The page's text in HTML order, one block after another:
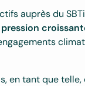
auprès du
pression
en tant que